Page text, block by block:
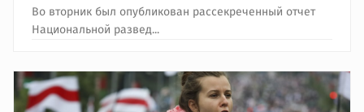
Во вторник был опубликован рассекреченный отчет
Национальной развед...